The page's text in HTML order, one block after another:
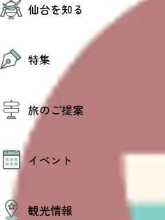
モデルコース
お得なチケット
仙台を知る
仙台の魅力
エリアガイド
復興に向けて
仙台観光PR動画ライブラリ
仙台から行く東北周遊旅
伝統的工芸品
特集
特集
夜時間トピックス
旅のご提案
AIおまかせコース
イベント
その他イベント情報（音
観光情報